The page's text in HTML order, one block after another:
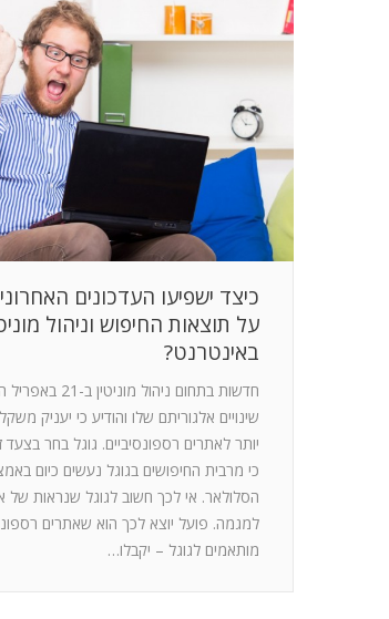
כיצד ישפיעו העדכונים
על תוצאות החיפוש וניהול
באינטרנט?
חדשות בתחום ניהול
שינויים אלגוריתם שלו והודיע כי יעניק
יותר לאתרים רספונסיביים. גוגל בחר
כי מרבית החיפושים בגוגל נעשים כיום
הסלולאר. אי לכך חשוב לגוגל שנראות של
למגמה. פועל יוצא לכך הוא שאתרים
מותאמים לגוגל – יקבלו…